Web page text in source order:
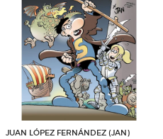
JUAN LÓPEZ FERNÁNDEZ (JAN)